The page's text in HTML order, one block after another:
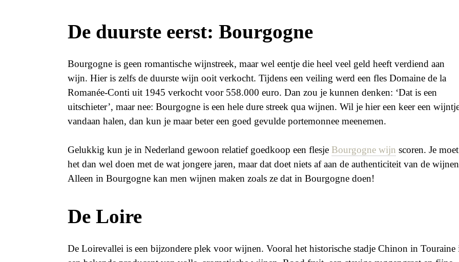
De duurste eerst: Bourgogne
Bourgogne is geen romantische wijnstreek, maar wel eentje die heel veel geld heeft verdiend aan
wijn. Hier is zelfs de duurste wijn ooit verkocht. Tijdens een veiling werd een fles Domaine de la
Romanée-Conti uit 1945 verkocht voor 558.000 euro. Dan zou je kunnen denken: ‘Dat is een
uitschieter’, maar nee: Bourgogne is een hele dure streek qua wijnen. Wil je hier een keer een
vandaan halen, dan kun je maar beter een goed gevulde portemonnee meenemen.
Gelukkig kun je in Nederland gewoon relatief goedkoop een flesje Bourgogne wijn scoren. Je moet
het dan wel doen met de wat jongere jaren, maar dat doet niets af aan de authenticiteit van de
Alleen in Bourgogne kan men wijnen maken zoals ze dat in Bourgogne doen!
De Loire
De Loirevallei is een bijzondere plek voor wijnen. Vooral het historische stadje Chinon in Touraine